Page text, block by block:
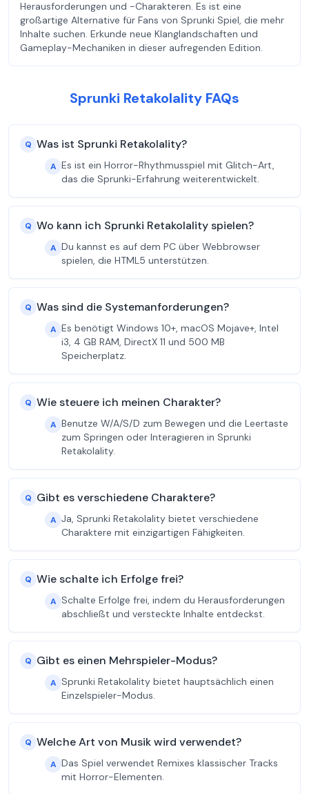
Herausforderungen und -Charakteren. Es ist eine
großartige Alternative für Fans von Sprunki Spiel, die mehr
Inhalte suchen. Erkunde neue Klanglandschaften und
Gameplay-Mechaniken in dieser aufregenden Edition.
Sprunki Retakolality FAQs
Q Was ist Sprunki Retakolality?
A Es ist ein Horror-Rhythmusspiel mit Glitch-Art,
das die Sprunki-Erfahrung weiterentwickelt.
Q Wo kann ich Sprunki Retakolality spielen?
A Du kannst es auf dem PC über Webbrowser
spielen, die HTML5 unterstützen.
Q Was sind die Systemanforderungen?
A Es benötigt Windows 10+, macOS Mojave+, Intel
i3, 4 GB RAM, DirectX 11 und 500 MB
Speicherplatz.
Q Wie steuere ich meinen Charakter?
A Benutze W/A/S/D zum Bewegen und die Leertaste
zum Springen oder Interagieren in Sprunki
Retakolality.
Q Gibt es verschiedene Charaktere?
A Ja, Sprunki Retakolality bietet verschiedene
Charaktere mit einzigartigen Fähigkeiten.
Q Wie schalte ich Erfolge frei?
A Schalte Erfolge frei, indem du Herausforderungen
abschließt und versteckte Inhalte entdeckst.
Q Gibt es einen Mehrspieler-Modus?
A Sprunki Retakolality bietet hauptsächlich einen
Einzelspieler-Modus.
Q Welche Art von Musik wird verwendet?
A Das Spiel verwendet Remixes klassischer Tracks
mit Horror-Elementen.